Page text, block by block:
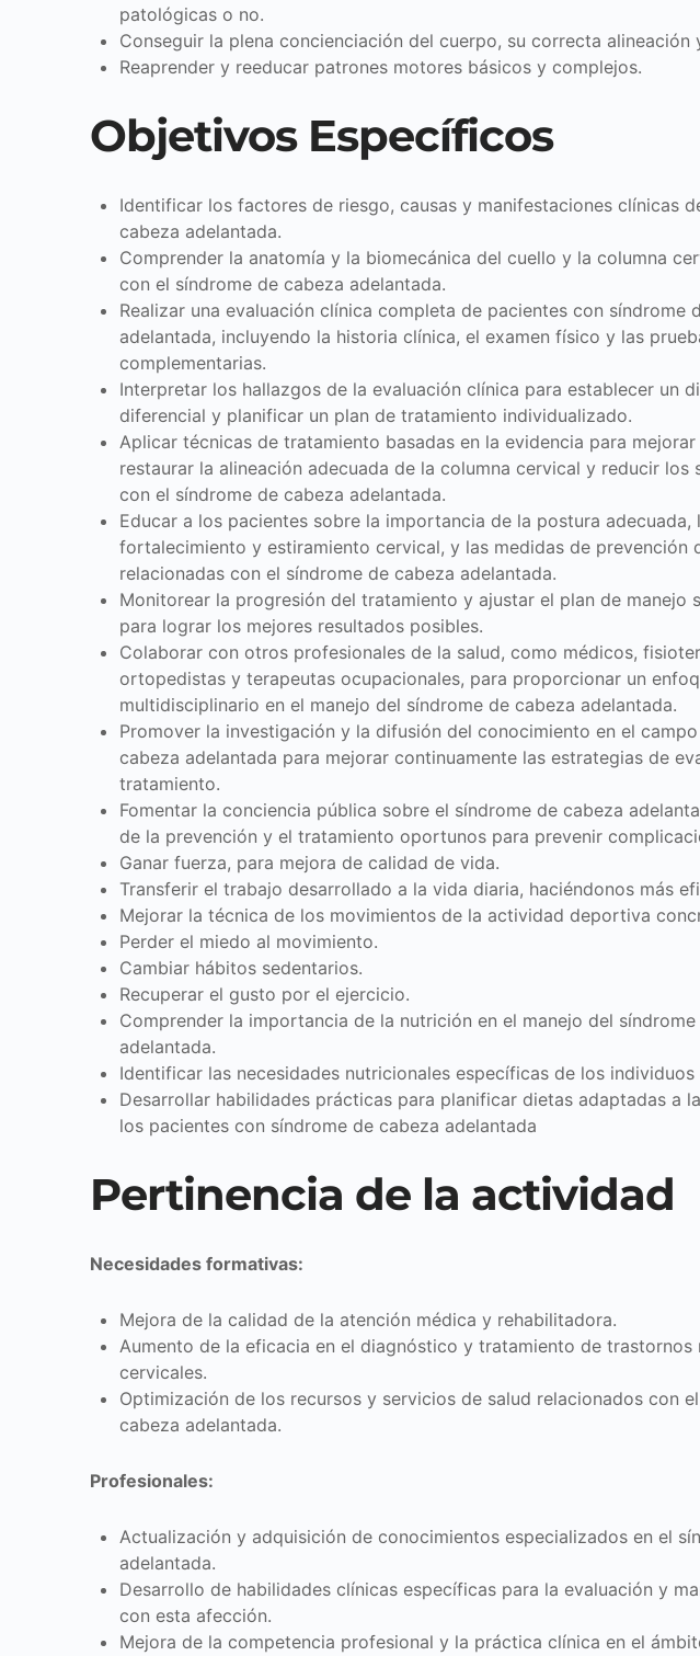
patológicas o no.
Conseguir la plena concienciación del cuerpo, su correcta alineación
Reaprender y reeducar patrones motores básicos y complejos.
Objetivos Específicos
Identificar los factores de riesgo, causas y manifestaciones clínicas
cabeza adelantada.
Comprender la anatomía y la biomecánica del cuello y la columna
con el síndrome de cabeza adelantada.
Realizar una evaluación clínica completa de pacientes con síndrome
adelantada, incluyendo la historia clínica, el examen físico y las
complementarias.
Interpretar los hallazgos de la evaluación clínica para establecer un
diferencial y planificar un plan de tratamiento individualizado.
Aplicar técnicas de tratamiento basadas en la evidencia para
restaurar la alineación adecuada de la columna cervical y reducir los
con el síndrome de cabeza adelantada.
Educar a los pacientes sobre la importancia de la postura adecuada,
fortalecimiento y estiramiento cervical, y las medidas de prevención
relacionadas con el síndrome de cabeza adelantada.
Monitorear la progresión del tratamiento y ajustar el plan de manejo
para lograr los mejores resultados posibles.
Colaborar con otros profesionales de la salud, como médicos,
ortopedistas y terapeutas ocupacionales, para proporcionar un
multidisciplinario en el manejo del síndrome de cabeza adelantada.
Promover la investigación y la difusión del conocimiento en el
cabeza adelantada para mejorar continuamente las estrategias de
tratamiento.
Fomentar la conciencia pública sobre el síndrome de cabeza
de la prevención y el tratamiento oportunos para prevenir
Ganar fuerza, para mejora de calidad de vida.
Transferir el trabajo desarrollado a la vida diaria, haciéndonos más
Mejorar la técnica de los movimientos de la actividad deportiva
Perder el miedo al movimiento.
Cambiar hábitos sedentarios.
Recuperar el gusto por el ejercicio.
Comprender la importancia de la nutrición en el manejo del
adelantada.
Identificar las necesidades nutricionales específicas de los
Desarrollar habilidades prácticas para planificar dietas adaptadas a
los pacientes con síndrome de cabeza adelantada
Pertinencia de la actividad
Necesidades formativas:
Mejora de la calidad de la atención médica y rehabilitadora.
Aumento de la eficacia en el diagnóstico y tratamiento de trastornos
cervicales.
Optimización de los recursos y servicios de salud relacionados con
cabeza adelantada.
Profesionales:
Actualización y adquisición de conocimientos especializados en el
adelantada.
Desarrollo de habilidades clínicas específicas para la evaluación y
con esta afección.
Mejora de la competencia profesional y la práctica clínica en el